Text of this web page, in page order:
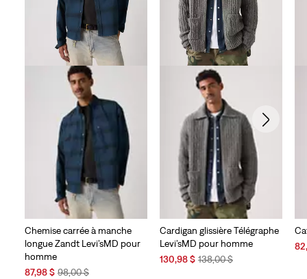
Chemise carrée à manche
longue Zandt Levi’sMD pour
homme
Sale
87,98 $Original
98,00 $
Cardigan glissière Télégraphe
Levi’sMD pour homme
Sale
130,98 $ Original
138,00 $